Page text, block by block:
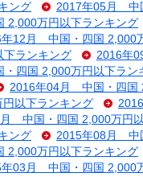
ング
2017年05月 中
万円以下ランキング
12月 中国・四国 2,000
ランキング
2016年
四国 2,000万円以下ラン
2016年04月 中国・四国
以下ランキング
中国・四国 2,000万円
ング
2015年08月 中
万円以下ランキング
03月 中国・四国 2,000